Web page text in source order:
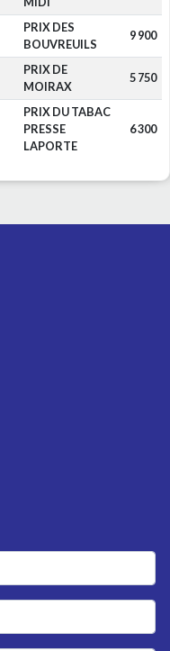
PRIX DES
BOUVREUILS
9 900
PRIX DE
MOIRAX
5 750
PRIX DU TABAC
PRESSE
LAPORTE
6 300